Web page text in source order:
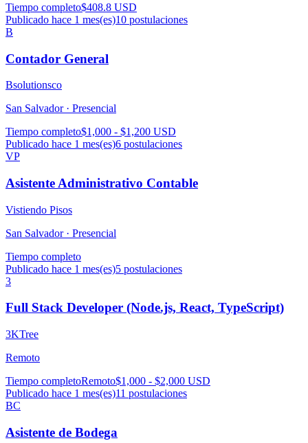
Tiempo completo$408.8 USD
Publicado hace 1 mes(es)10 postulaciones
B
Contador General
Bsolutionsco
San Salvador · Presencial
Tiempo completo$1,000 - $1,200 USD
Publicado hace 1 mes(es)6 postulaciones
VP
Asistente Administrativo Contable
Vistiendo Pisos
San Salvador · Presencial
Tiempo completo
Publicado hace 1 mes(es)5 postulaciones
3
Full Stack Developer (Node.js, React, TypeScript)
3KTree
Remoto
Tiempo completoRemoto$1,000 - $2,000 USD
Publicado hace 1 mes(es)11 postulaciones
BC
Asistente de Bodega